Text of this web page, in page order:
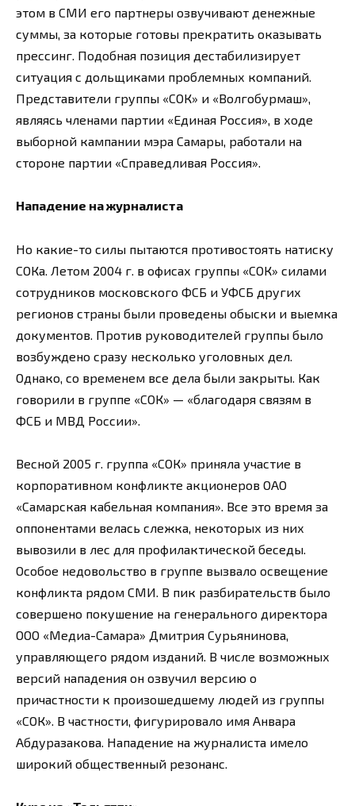
этом в СМИ его партнеры озвучивают денежные
суммы, за которые готовы прекратить оказывать
прессинг. Подобная позиция дестабилизирует
ситуация с дольщиками проблемных компаний.
Представители группы «СОК» и «Волгобурмаш»,
являясь членами партии «Единая Россия», в ходе
выборной кампании мэра Самары, работали на
стороне партии «Справедливая Россия».
Нападение на журналиста
Но какие-то силы пытаются противостоять натиску
СОКа. Летом 2004 г. в офисах группы «СОК» силами
сотрудников московского ФСБ и УФСБ других
регионов страны были проведены обыски и выемка
документов. Против руководителей группы было
возбуждено сразу несколько уголовных дел.
Однако, со временем все дела были закрыты. Как
говорили в группе «СОК» — «благодаря связям в
ФСБ и МВД России».
Весной 2005 г. группа «СОК» приняла участие в
корпоративном конфликте акционеров ОАО
«Самарская кабельная компания». Все это время за
оппонентами велась слежка, некоторых из них
вывозили в лес для профилактической беседы.
Особое недовольство в группе вызвало освещение
конфликта рядом СМИ. В пик разбирательств было
совершено покушение на генерального директора
ООО «Медиа-Самара» Дмитрия Сурьянинова,
управляющего рядом изданий. В числе возможных
версий нападения он озвучил версию о
причастности к произошедшему людей из группы
«СОК». В частности, фигурировало имя Анвара
Абдуразакова. Нападение на журналиста имело
широкий общественный резонанс.